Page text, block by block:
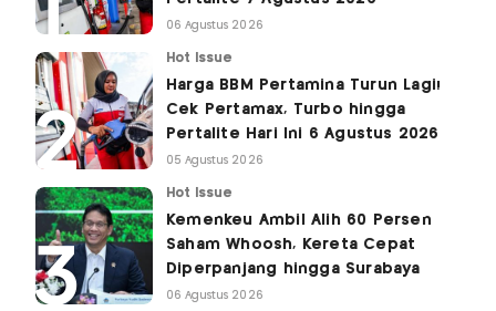
06 Agustus 2026
Hot Issue
Harga BBM Pertamina Turun Lagi!
Cek Pertamax, Turbo hingga
Pertalite Hari Ini 6 Agustus 2026
05 Agustus 2026
Hot Issue
Kemenkeu Ambil Alih 60 Persen
Saham Whoosh, Kereta Cepat
Diperpanjang hingga Surabaya
06 Agustus 2026